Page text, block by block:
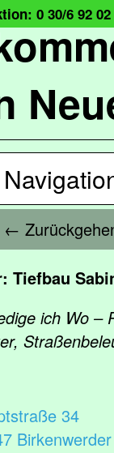
0 30/6 92 02
←
Tiefbau
ich Wo –
34
Birkenwerder